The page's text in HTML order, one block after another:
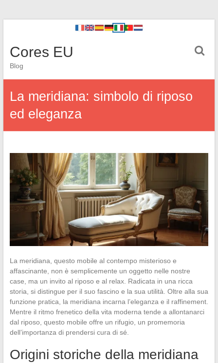
Cores EU
Blog
La meridiana: simbolo di riposo
ed eleganza
La meridiana, questo mobile al contempo misterioso e
affascinante, non è semplicemente un oggetto nelle nostre
case, ma un invito al riposo e al relax. Radicata in una ricca
storia, si distingue per il suo fascino e la sua utilità. Oltre alla sua
funzione pratica, la meridiana incarna l’eleganza e il raffinement.
Mentre il ritmo frenetico della vita moderna tende a allontanarci
dal riposo, questo mobile offre un rifugio, un promemoria
dell’importanza di prendersi cura di sé.
Origini storiche della meridiana